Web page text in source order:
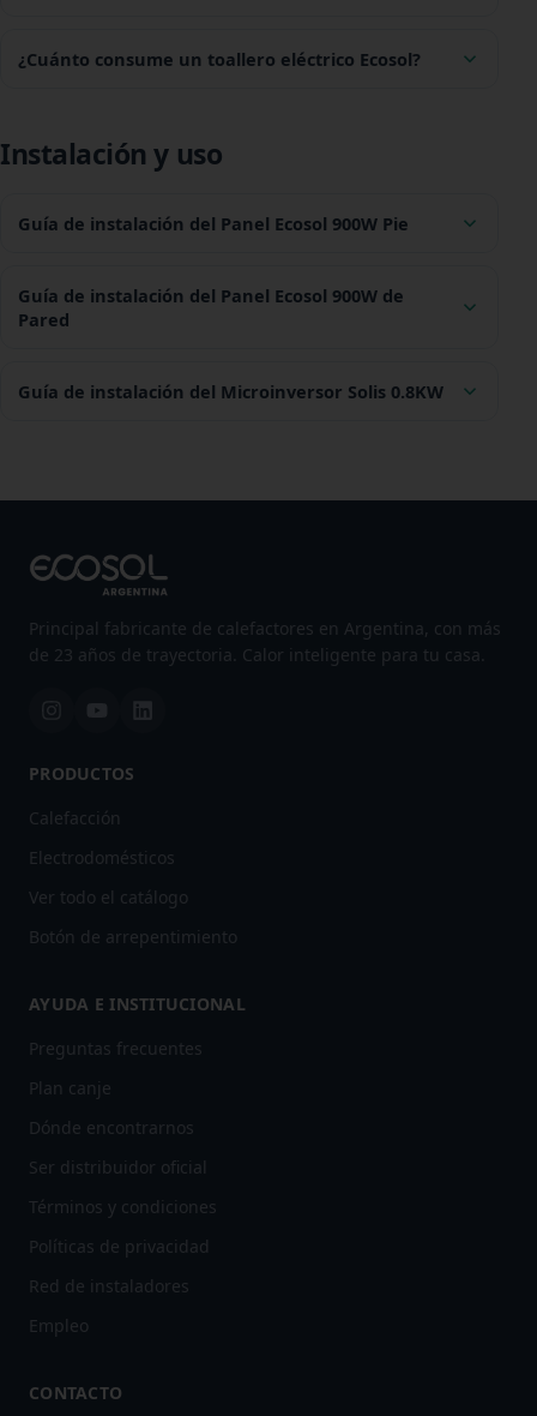
¿Cuánto consume un toallero eléctrico Ecosol?
Instalación y uso
Guía de instalación del Panel Ecosol 900W Pie
Guía de instalación del Panel Ecosol 900W de
Pared
Guía de instalación del Microinversor Solis 0.8KW
Principal fabricante de calefactores en Argentina, con más
de 23 años de trayectoria. Calor inteligente para tu casa.
PRODUCTOS
Calefacción
Electrodomésticos
Ver todo el catálogo
Botón de arrepentimiento
AYUDA E INSTITUCIONAL
Preguntas frecuentes
Plan canje
Dónde encontrarnos
Ser distribuidor oficial
Términos y condiciones
Políticas de privacidad
Red de instaladores
Empleo
CONTACTO